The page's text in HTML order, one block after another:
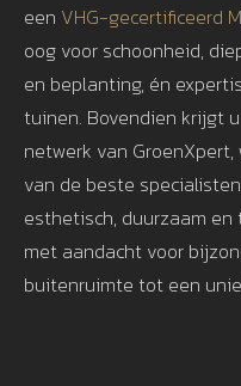
een VHG-gecertificeerd
oog voor schoonheid,
en beplanting, én
tuinen. Bovendien krijgt
netwerk van
van de beste
esthetisch, duurzaam
met aandacht voor
buitenruimte tot een